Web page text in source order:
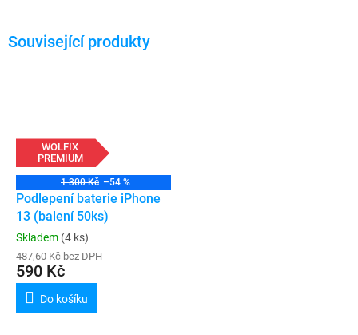
WOLFIX
PREMIUM
1 300 Kč –54 %
Podlepení baterie iPhone
13 (balení 50ks)
Skladem (4 ks)
487,60 Kč bez DPH
590 Kč
Do košíku